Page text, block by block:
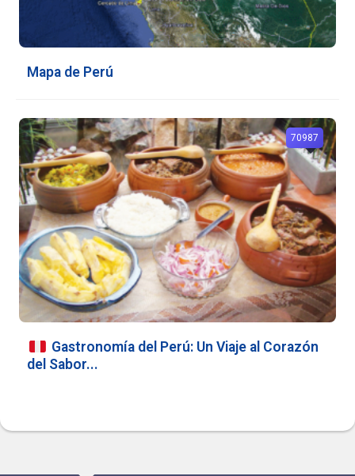
Mapa de Perú
Gastronomía del Perú: Un Viaje al Corazón
del Sabor...
70987